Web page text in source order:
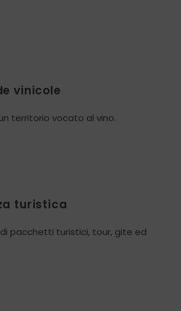
vinicole
territorio vocato al vino.
turistica
pacchetti turistici, tour, gite ed